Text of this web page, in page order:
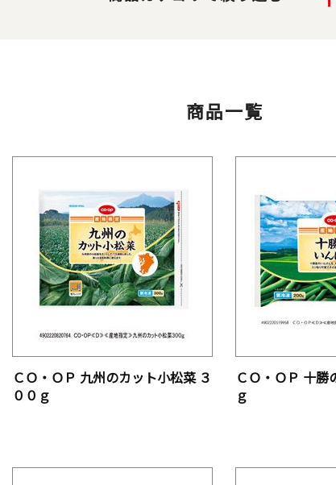
商品一覧
ＣＯ・ＯＰ 九州のカット小松菜 ３
００ｇ
ＣＯ・ＯＰ 十勝
ｇ